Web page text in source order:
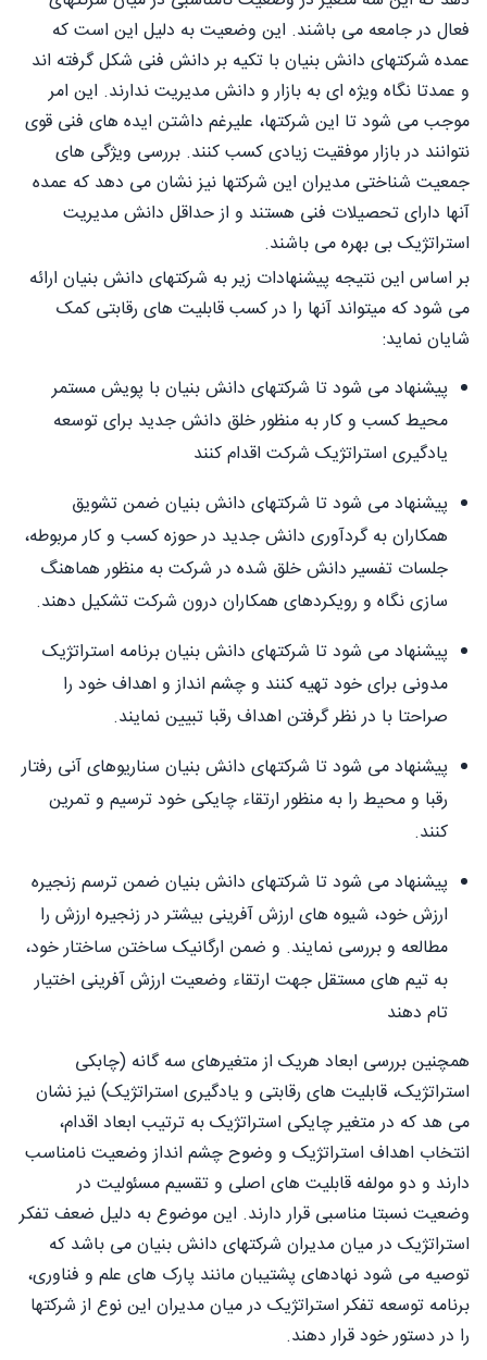
فعال در جامعه می باشند. این وضعیت به دلیل این است که
عمده شرکتهای دانش بنیان با تکیه بر دانش فنی شکل گرفته اند
و عمدتا نگاه ویژه ای به بازار و دانش مدیریت ندارند. این امر
موجب می شود تا این شرکتها، علیرغم داشتن ایده های فنی قوی
نتوانند در بازار موفقیت زیادی کسب کنند. بررسی ویژگی های
جمعیت شناختی مدیران این شرکتها نیز نشان می دهد که عمده
آنها دارای تحصیلات فنی هستند و از حداقل دانش مدیریت
استراتژیک بی بهره می باشند.
بر اساس این نتیجه پیشنهادات زیر به شرکتهای دانش بنیان ارائه
می شود که میتواند آنها را در کسب قابلیت های رقابتی کمک
شایان نماید:
پیشنهاد می شود تا شرکتهای دانش بنیان با پویش مستمر
محیط کسب و کار به منظور خلق دانش جدید برای توسعه
یادگیری استراتژیک شرکت اقدام کنند
پیشنهاد می شود تا شرکتهای دانش بنیان ضمن تشویق
همکاران به گردآوری دانش جدید در حوزه کسب و کار مربوطه،
جلسات تفسير دانش خلق شده در شرکت به منظور هماهنگ
سازی نگاه و رویکردهای همکاران درون شرکت تشکیل دهند.
پیشنهاد می شود تا شرکتهای دانش بنیان برنامه استراتژیک
مدونی برای خود تهیه کنند و چشم انداز و اهداف خود را
صراحتا با در نظر گرفتن اهداف رقبا تبیین نمایند.
پیشنهاد می شود تا شرکتهای دانش بنیان سناریوهای آنی رفتار
رقبا و محیط را به منظور ارتقاء چایکی خود ترسیم و تمرین
کنند.
پیشنهاد می شود تا شرکتهای دانش بنیان ضمن ترسم زنجیره
ارزش خود، شیوه های ارزش آفرینی بیشتر در زنجیره ارزش را
مطالعه و بررسی نمایند. و ضمن ارگانیک ساختن ساختار خود،
به تیم های مستقل جهت ارتقاء وضعیت ارزش آفرینی اختیار
تام دهند
همچنین بررسی ابعاد هریک از متغیرهای سه گانه (چابکی
استراتژیک، قابلیت های رقابتی و یادگیری استراتژیک) نیز نشان
می هد که در متغیر چایکی استراتژیک به ترتیب ابعاد اقدام،
انتخاب اهداف استراتژیک و وضوح چشم انداز وضعیت نامناسب
دارند و دو مولفه قابلیت های اصلی و تقسیم مسئولیت در
وضعیت نسبتا مناسبی قرار دارند. این موضوع به دلیل ضعف تفکر
استراتژیک در میان مدیران شرکتهای دانش بنیان می باشد که
توصیه می شود نهادهای پشتیبان مانند پارک های علم و فناوری،
برنامه توسعه تفکر استراتژیک در میان مدیران این نوع از شرکتها
را در دستور خود قرار دهند.